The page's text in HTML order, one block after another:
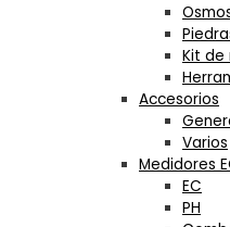
Kit de
Accesorios
Varios
Medidores
EC
PH